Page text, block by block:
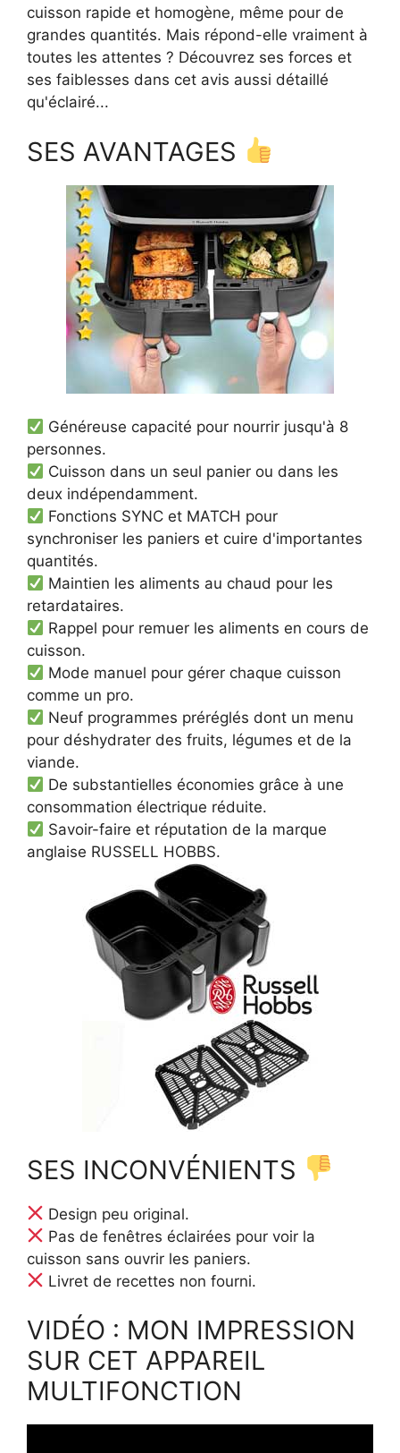
cuisson rapide et homogène, même pour de
grandes quantités. Mais répond-elle vraiment à
toutes les attentes ? Découvrez ses forces et
ses faiblesses dans cet avis aussi détaillé
qu'éclairé...
SES AVANTAGES
Généreuse capacité pour nourrir jusqu'à 8
personnes.
Cuisson dans un seul panier ou dans les
deux indépendamment.
Fonctions SYNC et MATCH pour
synchroniser les paniers et cuire d'importantes
quantités.
Maintien les aliments au chaud pour les
retardataires.
Rappel pour remuer les aliments en cours de
cuisson.
Mode manuel pour gérer chaque cuisson
comme un pro.
Neuf programmes préréglés dont un menu
pour déshydrater des fruits, légumes et de la
viande.
De substantielles économies grâce à une
consommation électrique réduite.
Savoir-faire et réputation de la marque
anglaise RUSSELL HOBBS.
SES INCONVÉNIENTS
Design peu original.
Pas de fenêtres éclairées pour voir la
cuisson sans ouvrir les paniers.
Livret de recettes non fourni.
VIDÉO : MON IMPRESSION
SUR CET APPAREIL
MULTIFONCTION